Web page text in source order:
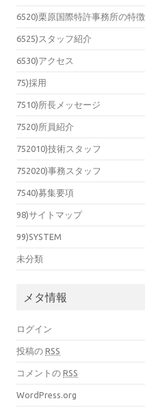
6520)栗原国際特許事務所の特徴
6525)スタッフ紹介
6530)アクセス
75)採用
7510)所長メッセージ
7520)所員紹介
752010)技術スタッフ
752020)事務スタッフ
7540)募集要項
98)サイトマップ
99)SYSTEM
未分類
メタ情報
ログイン
投稿の RSS
コメントの RSS
WordPress.org